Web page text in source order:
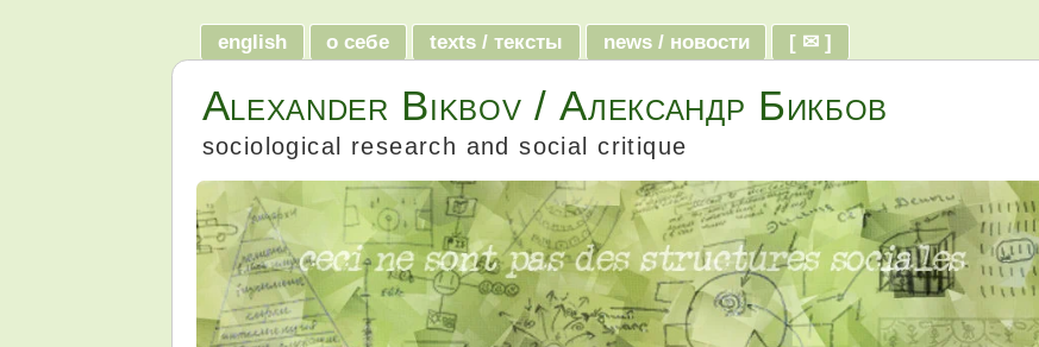
english о себе texts / тексты news / новости [ ✉ ]
Alexander Bikbov / Александр Бикбов
sociological research and social critique